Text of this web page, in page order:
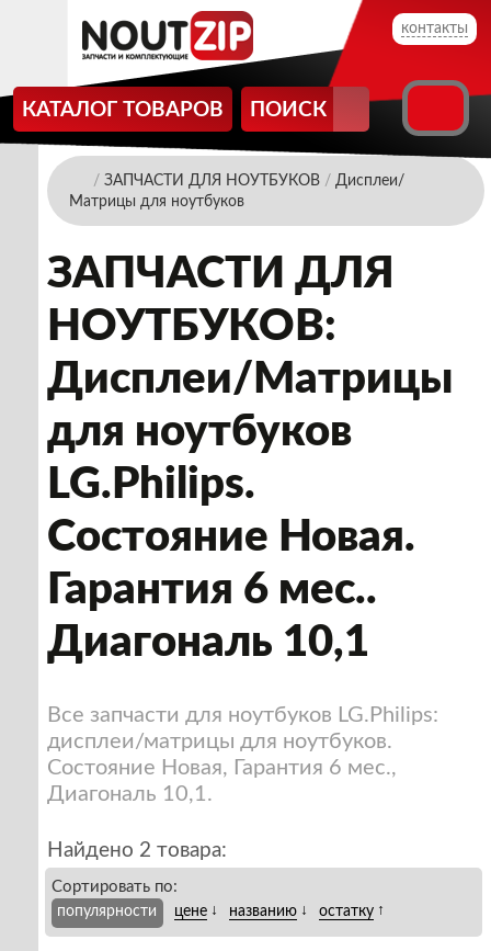
контакты
КАТАЛОГ ТОВАРОВ ПОИСК
/ ЗАПЧАСТИ ДЛЯ НОУТБУКОВ / Дисплеи/
Матрицы для ноутбуков
ЗАПЧАСТИ ДЛЯ
НОУТБУКОВ:
Дисплеи/Матрицы
для ноутбуков
LG.Philips.
Состояние Новая.
Гарантия 6 мес..
Диагональ 10,1
Все запчасти для ноутбуков LG.Philips:
дисплеи/матрицы для ноутбуков.
Состояние Новая, Гарантия 6 мес.,
Диагональ 10,1.
Найдено 2 товара:
Сортировать по:
популярности цене ↓ названию ↓ остатку ↑